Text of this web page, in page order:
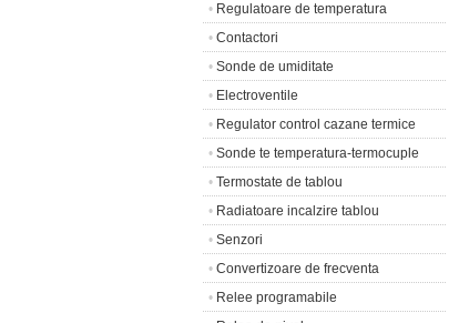
• Regulatoare de temperatura
• Contactori
• Sonde de umiditate
• Electroventile
• Regulator control cazane termice
• Sonde te temperatura-termocuple
• Termostate de tablou
• Radiatoare incalzire tablou
• Senzori
• Convertizoare de frecventa
• Relee programabile